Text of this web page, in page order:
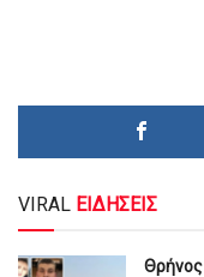
VIRAL ΕΙΔΗΣΕΙΣ
Θρήνος